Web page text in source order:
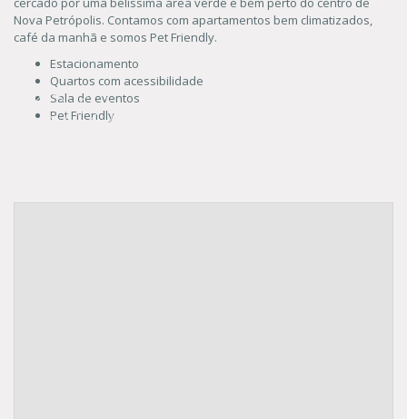
Nova Petrópolis. Contamos com apartamentos bem climatizados,
café da manhã e somos Pet Friendly.
Estacionamento
Quartos com acessibilidade
Sala de eventos
Pet Friendly